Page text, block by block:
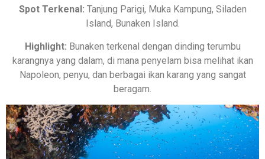
Spot Terkenal: Tanjung Parigi, Muka Kampung, Siladen
Island, Bunaken Island.
Highlight: Bunaken terkenal dengan dinding terumbu
karangnya yang dalam, di mana penyelam bisa melihat ikan
Napoleon, penyu, dan berbagai ikan karang yang sangat
beragam.